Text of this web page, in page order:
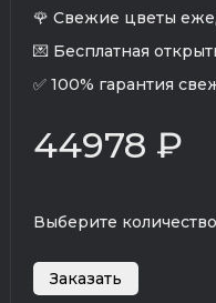
🌹 Свежие цветы
💌 Бесплатная
✅ 100% гарантия
44978 ₽
Выберите